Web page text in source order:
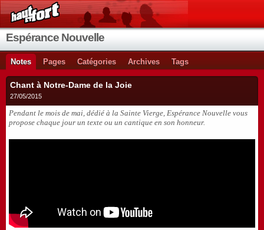
Espérance Nouvelle
Notes Pages Catégories Archives Tags
Chant à Notre-Dame de la Joie
27/05/2015
Pendant le mois de mai, dédié à la Sainte Vierge, Espérance Nouvelle vous
propose chaque jour un texte ou un cantique en son honneur.